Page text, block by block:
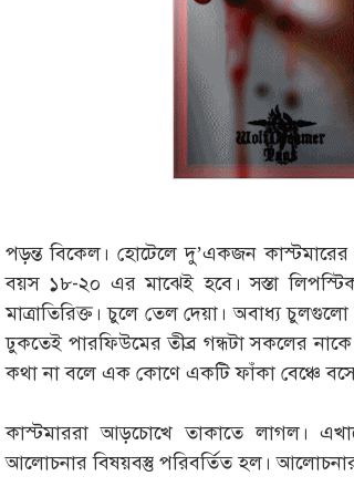
পড়ন্ত বিকেল। হোটেলে দু’একজন
বয়স ১৮-২০ এর মাঝেই হবে। সস্তা
মাত্রাতিরিক্ত। চুলে তেল দেয়া। অবাধ্য
ঢুকতেই পারফিউমের তীব্র গন্ধটা সকলের
কথা না বলে এক কোণে একটি ফাঁকা বেঞ্চে
কাস্টমাররা আড়চোখে তাকাতে লাগল।
আলোচনার বিষয়বস্তু পরিবর্তিত হল।